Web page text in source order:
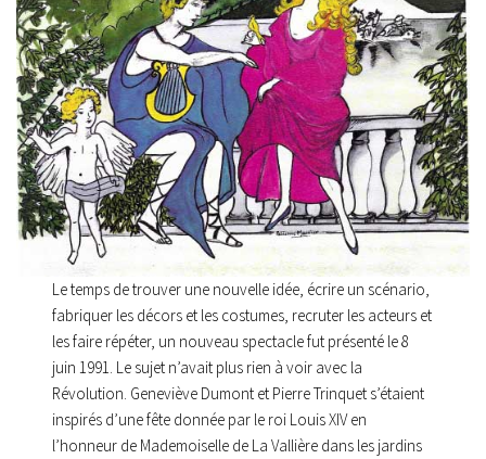
Le temps de trouver une nouvelle idée, écrire un scénario,
fabriquer les décors et les costumes, recruter les acteurs et
les faire répéter, un nouveau spectacle fut présenté le 8
juin 1991. Le sujet n’avait plus rien à voir avec la
Révolution. Geneviève Dumont et Pierre Trinquet s’étaient
inspirés d’une fête donnée par le roi Louis XIV en
l’honneur de Mademoiselle de La Vallière dans les jardins